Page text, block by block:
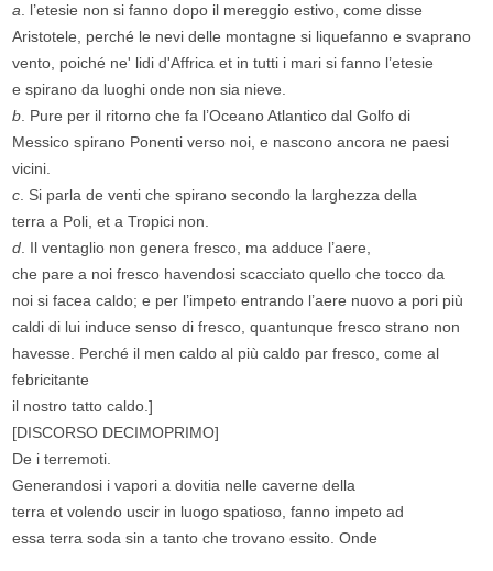
a. l’etesie non si fanno dopo il mereggio estivo, come disse
Aristotele, perché le nevi delle montagne si liquefanno e svaprano
vento, poiché ne' lidi d'Affrica et in tutti i mari si fanno l’etesie
e spirano da luoghi onde non sia nieve.
b. Pure per il ritorno che fa l’Oceano Atlantico dal Golfo di
Messico spirano Ponenti verso noi, e nascono ancora ne paesi
vicini.
c. Si parla de venti che spirano secondo la larghezza della
terra a Poli, et a Tropici non.
d. Il ventaglio non genera fresco, ma adduce l’aere,
che pare a noi fresco havendosi scacciato quello che tocco da
noi si facea caldo; e per l’impeto entrando l’aere nuovo a pori più
caldi di lui induce senso di fresco, quantunque fresco strano non
havesse. Perché il men caldo al più caldo par fresco, come al
febricitante
il nostro tatto caldo.]
[DISCORSO DECIMOPRIMO]
De i terremoti.
Generandosi i vapori a dovitia nelle caverne della
terra et volendo uscir in luogo spatioso, fanno impeto ad
essa terra soda sin a tanto che trovano essito. Onde